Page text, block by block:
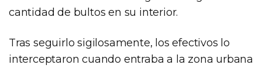
cantidad de bultos en su interior.
Tras seguirlo sigilosamente, los efectivos lo
interceptaron cuando entraba a la zona urbana